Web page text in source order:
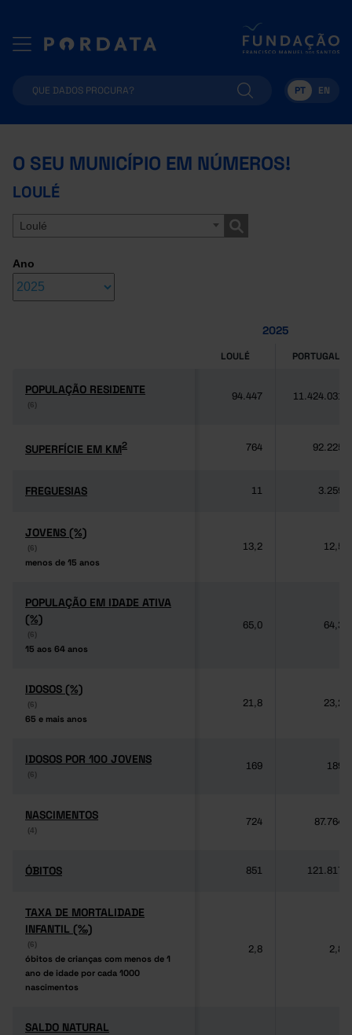
PT EN
O SEU MUNICÍPIO EM NÚMEROS!
LOULÉ
Loulé
Ano
2025
LOULÉ PORTUGAL
POPULAÇÃO RESIDENTE
(6)
POPULAÇÃO RESIDENTE
(6)
94.447 11.424.031
SUPERFÍCIE EM KM2
SUPERFÍCIE EM KM2 764 92.225
FREGUESIAS
FREGUESIAS 11 3.259
JOVENS (%)
(6)
menos de 15 anos
JOVENS (%)
(6)
menos de 15 anos
13,2 12,5
POPULAÇÃO EM IDADE ATIVA
(%)
(6)
15 aos 64 anos
POPULAÇÃO EM IDADE ATIVA
(%)
(6)
15 aos 64 anos
65,0 64,3
IDOSOS (%)
(6)
65 e mais anos
IDOSOS (%)
(6)
65 e mais anos
21,8 23,2
IDOSOS POR 100 JOVENS
(6)
IDOSOS POR 100 JOVENS
(6)
169 189
NASCIMENTOS
(4)
NASCIMENTOS
(4)
724 87.764
ÓBITOS
ÓBITOS 851 121.817
TAXA DE MORTALIDADE
INFANTIL (‰)
(6)
óbitos de crianças com menos de 1
ano de idade por cada 1000
nascimentos
TAXA DE MORTALIDADE
INFANTIL (‰)
(6)
óbitos de crianças com menos de 1
ano de idade por cada 1000
nascimentos
2,8 2,8
SALDO NATURAL
SALDO NATURAL